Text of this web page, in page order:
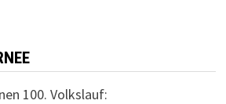
100. Volkslauf: